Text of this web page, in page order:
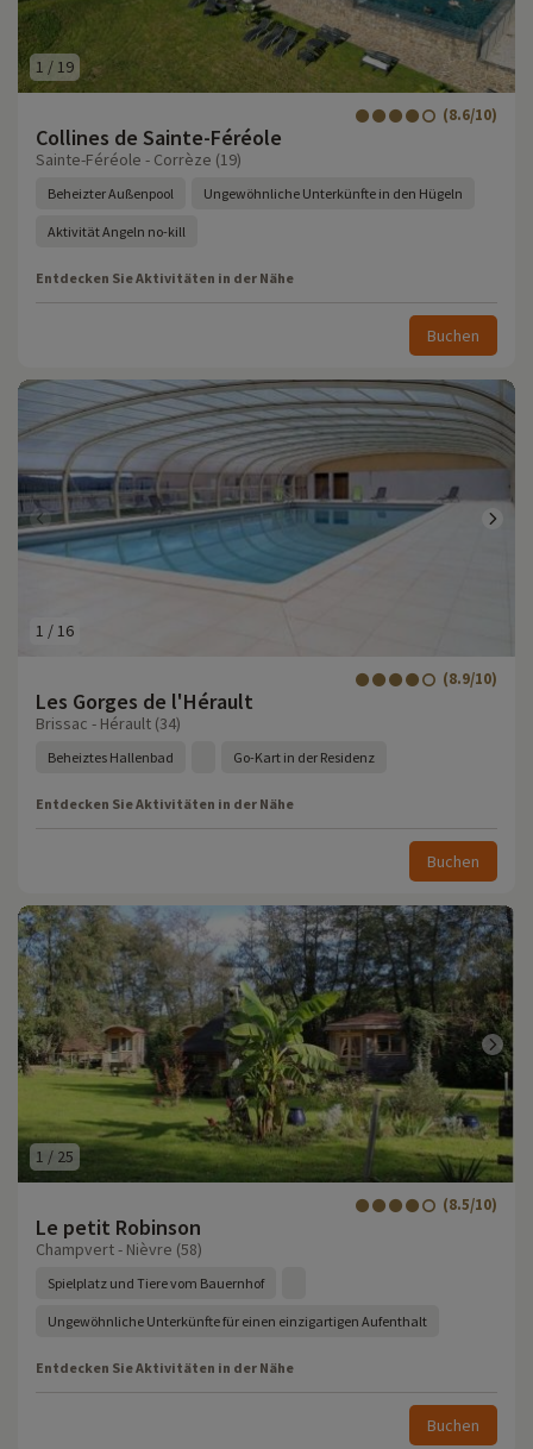
1 / 19
Collines de Sainte-Féréole
(8.6/10)
Sainte-Féréole - Corrèze (19)
Beheizter Außenpool Ungewöhnliche Unterkünfte in den Hügeln
Aktivität Angeln no-kill
Entdecken Sie Aktivitäten in der Nähe
Buchen
1 /16
Les Gorges de l'Hérault
(8.9/10)
Brissac - Hérault (34)
Beheiztes Hallenbad Go-Kart in der Residenz
Entdecken Sie Aktivitäten in der Nähe
Buchen
1 / 25
Le petit Robinson
(8.5/10)
Champvert - Nièvre (58)
Spielplatz und Tiere vom Bauernhof
Ungewöhnliche Unterkünfte für einen einzigartigen Aufenthalt
Entdecken Sie Aktivitäten in der Nähe
Buchen